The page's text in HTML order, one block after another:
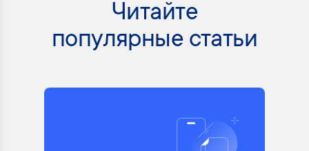
Читайте
популярные статьи